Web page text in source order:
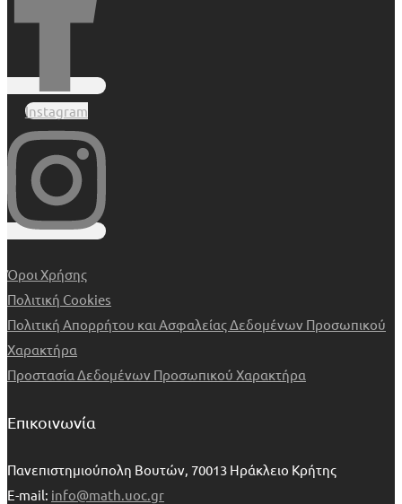
Instagram
Όροι Χρήσης
Πολιτική Cookies
Πολιτική Απορρήτου και Ασφαλείας Δεδομένων Προσωπικού
Χαρακτήρα
Προστασία Δεδομένων Προσωπικού Χαρακτήρα
Επικοινωνία
Πανεπιστημιούπολη Βουτών, 70013 Ηράκλειο Κρήτης
E-mail: info@math.uoc.gr